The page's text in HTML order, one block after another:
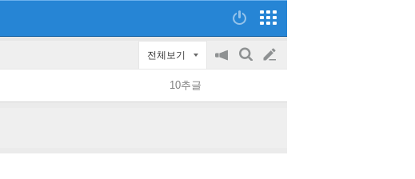
전체보기
공
on/off
검
글
쓰
10추글